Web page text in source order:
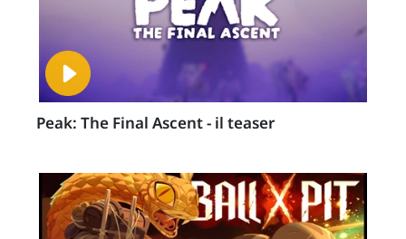
Peak: The Final Ascent - il teaser